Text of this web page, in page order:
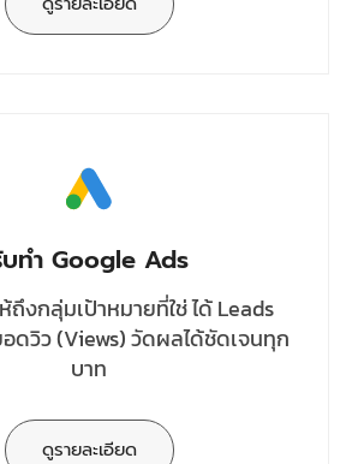
ทำ Google Ads
ถึงกลุ่มเป้าหมายที่ใช่ ได้ Leads
อดวิว (Views) วัดผลได้ชัดเจนทุก
บาท
ดูรายละเอียด